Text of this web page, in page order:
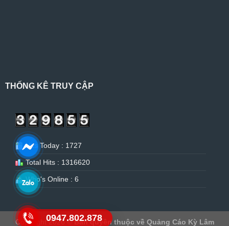
THỐNG KÊ TRUY CẬP
Hits Today : 1727
Total Hits : 1316620
Who's Online : 6
Copyright 2026 ©Bản quyền thuộc về Quảng Cáo Kỳ Lâm
0947.802.878